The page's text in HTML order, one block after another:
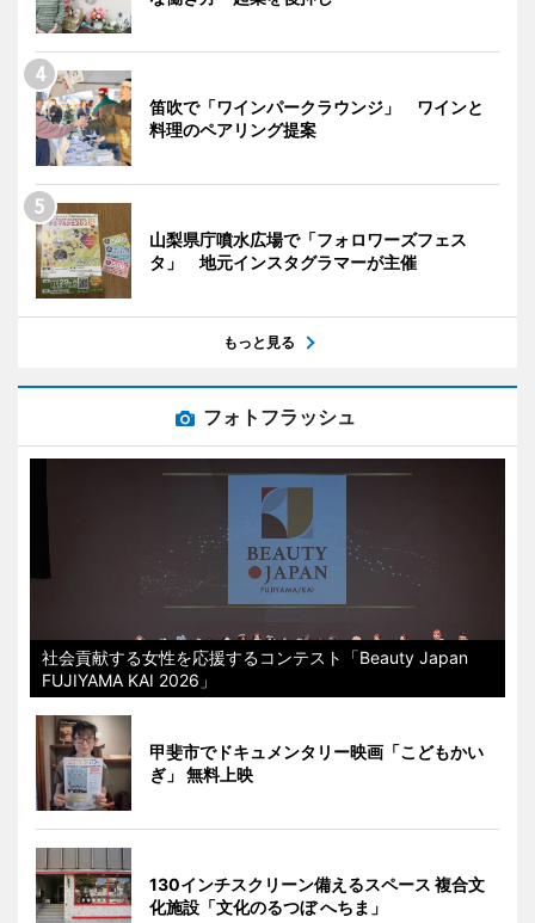
笛吹で「ワインパークラウンジ」 ワインと
料理のペアリング提案
山梨県庁噴水広場で「フォロワーズフェス
タ」 地元インスタグラマーが主催
もっと見る
フォトフラッシュ
社会貢献する女性を応援するコンテスト「Beauty Japan
FUJIYAMA KAI 2026」
甲斐市でドキュメンタリー映画「こどもかい
ぎ」 無料上映
130インチスクリーン備えるスペース 複合文
化施設「文化のるつぼ へちま」